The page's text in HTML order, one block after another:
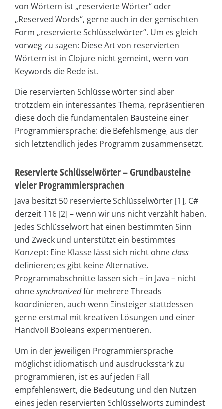
von Wörtern ist „reservierte Wörter“ oder
„Reserved Words“, gerne auch in der gemischten
Form „reservierte Schlüsselwörter“. Um es gleich
vorweg zu sagen: Diese Art von reservierten
Wörtern ist in Clojure nicht gemeint, wenn von
Keywords die Rede ist.
Die reservierten Schlüsselwörter sind aber
trotzdem ein interessantes Thema, repräsentieren
diese doch die fundamentalen Bausteine einer
Programmiersprache: die Befehlsmenge, aus der
sich letztendlich jedes Programm zusammensetzt.
Reservierte Schlüsselwörter – Grundbausteine
vieler Programmiersprachen
Java besitzt 50 reservierte Schlüsselwörter [1], C#
derzeit 116 [2] – wenn wir uns nicht verzählt haben.
Jedes Schlüsselwort hat einen bestimmten Sinn
und Zweck und unterstützt ein bestimmtes
Konzept: Eine Klasse lässt sich nicht ohneclass
definieren; es gibt keine Alternative.
Programmabschnitte lassen sich – in Java – nicht
ohnesynchronizedfür mehrere Threads
koordinieren, auch wenn Einsteiger stattdessen
gerne erstmal mit kreativen Lösungen und einer
Handvoll Booleans experimentieren.
Um in der jeweiligen Programmiersprache
möglichst idiomatisch und ausdrucksstark zu
programmieren, ist es auf jeden Fall
empfehlenswert, die Bedeutung und den Nutzen
eines jeden reservierten Schlüsselworts zumindest